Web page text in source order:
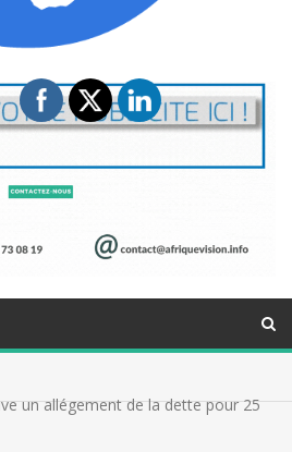
un allégement de la dette pour 25